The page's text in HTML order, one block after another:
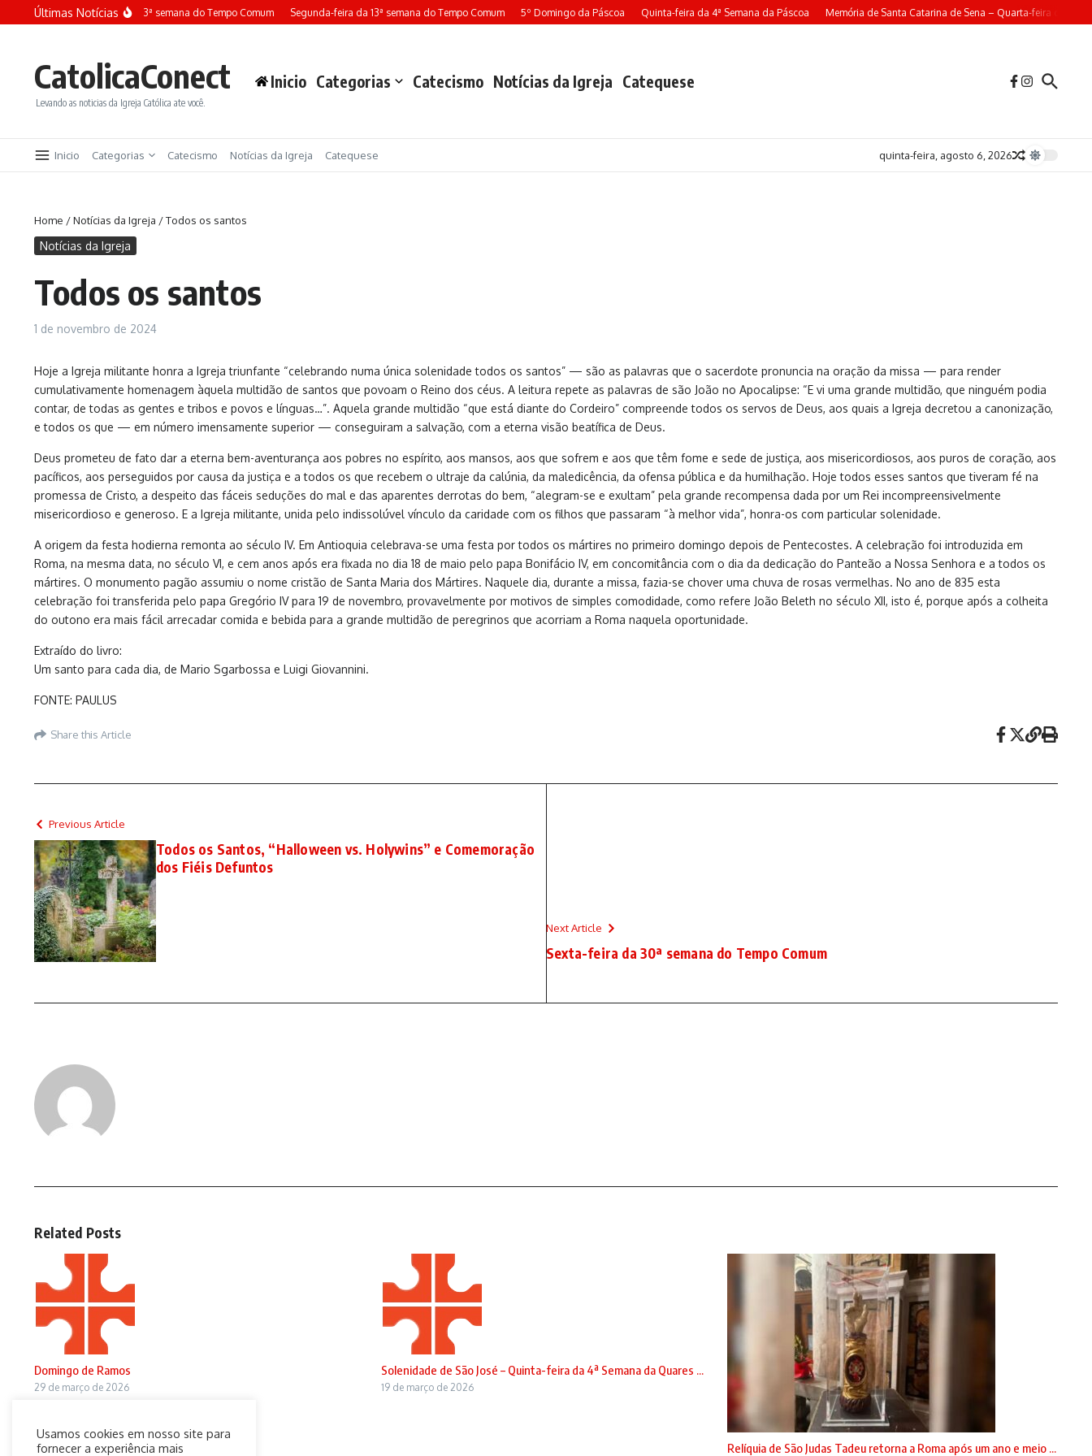
Ir para o conteúdo
Últimas Notícias
Terça-feira da 13ª semana do Tempo Comum Segunda-feira da 13ª semana do Tempo Comum 5º Domingo da Páscoa Quinta-feira da 4ª Semana da Páscoa Memória de Santa Catarina de Sena – Quarta-feira da 4ª
CatolicaConect
Levando as noticias da Igreja Católica ate você.
Inicio Categorias Catecismo Notícias da Igreja Catequese
Inicio Categorias Catecismo Notícias da Igreja Catequese quinta-feira, agosto 6, 2026
Home /Notícias da Igreja /Todos os santos
Notícias da Igreja
Todos os santos
1 de novembro de 2024
Hoje a Igreja militante honra a Igreja triunfante “celebrando numa única solenidade todos os santos” — são as palavras que o sacerdote pronuncia na oração da missa — para render
cumulativamente homenagem àquela multidão de santos que povoam o Reino dos céus. A leitura repete as palavras de são João no Apocalipse: “E vi uma grande multidão, que ninguém podia
contar, de todas as gentes e tribos e povos e línguas…”. Aquela grande multidão “que está diante do Cordeiro” compreende todos os servos de Deus, aos quais a Igreja decretou a canonização,
e todos os que — em número imensamente superior — conseguiram a salvação, com a eterna visão beatífica de Deus.
Deus prometeu de fato dar a eterna bem-aventurança aos pobres no espírito, aos mansos, aos que sofrem e aos que têm fome e sede de justiça, aos misericordiosos, aos puros de coração, aos
pacíficos, aos perseguidos por causa da justiça e a todos os que recebem o ultraje da calúnia, da maledicência, da ofensa pública e da humilhação. Hoje todos esses santos que tiveram fé na
promessa de Cristo, a despeito das fáceis seduções do mal e das aparentes derrotas do bem, “alegram-se e exultam” pela grande recompensa dada por um Rei incompreensivelmente
misericordioso e generoso. E a Igreja militante, unida pelo indissolúvel vínculo da caridade com os filhos que passaram “à melhor vida”, honra-os com particular solenidade.
A origem da festa hodierna remonta ao século IV. Em Antioquia celebrava-se uma festa por todos os mártires no primeiro domingo depois de Pentecostes. A celebração foi introduzida em
Roma, na mesma data, no século VI, e cem anos após era fixada no dia 18 de maio pelo papa Bonifácio IV, em concomitância com o dia da dedicação do Panteão a Nossa Senhora e a todos os
mártires. O monumento pagão assumiu o nome cristão de Santa Maria dos Mártires. Naquele dia, durante a missa, fazia-se chover uma chuva de rosas vermelhas. No ano de 835 esta
celebração foi transferida pelo papa Gregório IV para 19 de novembro, provavelmente por motivos de simples comodidade, como refere João Beleth no século XII, isto é, porque após a colheita
do outono era mais fácil arrecadar comida e bebida para a grande multidão de peregrinos que acorriam a Roma naquela oportunidade.
Extraído do livro:
Um santo para cada dia, de Mario Sgarbossa e Luigi Giovannini.
FONTE: PAULUS
Share this Article
Previous Article
Todos os Santos, “Halloween vs. Holywins” e Comemoração
dos Fiéis Defuntos
Next Article
Sexta-feira da 30ª semana do Tempo Comum
Related Posts
Domingo de Ramos
29 de março de 2026
Solenidade de São José – Quinta-feira da 4ª Semana da Quares ...
19 de março de 2026
Relíquia de São Judas Tadeu retorna a Roma após um ano e meio ...
Usamos cookies em nosso site para
fornecer a experiência mais